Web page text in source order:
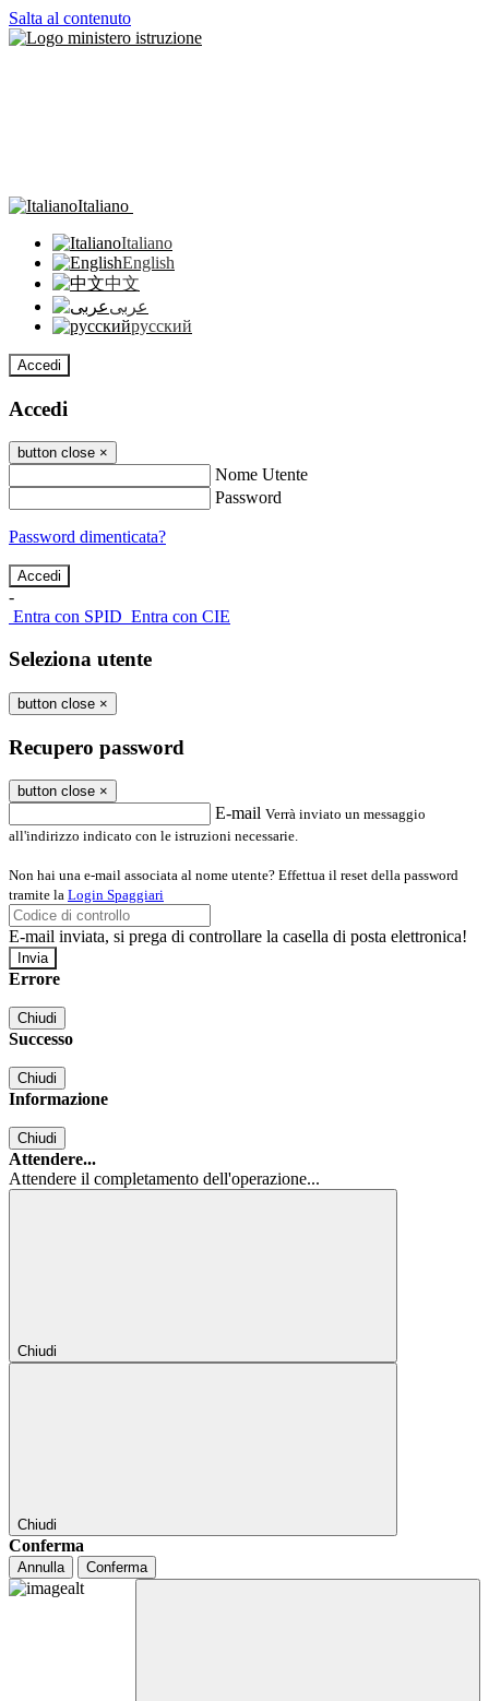
Salta al contenuto
Italiano
Italiano
English
中文
عربى
русский
Accedi
Accedi
button close ×
Nome Utente
Password
Password dimenticata?
-
Entra con SPID Entra con CIE
Seleziona utente
button close ×
Recupero password
button close ×
E-mail Verrà inviato un messaggio
all'indirizzo indicato con le istruzioni necessarie.
Non hai una e-mail associata al nome utente? Effettua il reset della password
tramite la Login Spaggiari
E-mail inviata, si prega di controllare la casella di posta elettronica!
Errore
Chiudi
Successo
Chiudi
Informazione
Chiudi
Attendere...
Attendere il completamento dell'operazione...
Chiudi
Chiudi
Conferma
Annulla Conferma